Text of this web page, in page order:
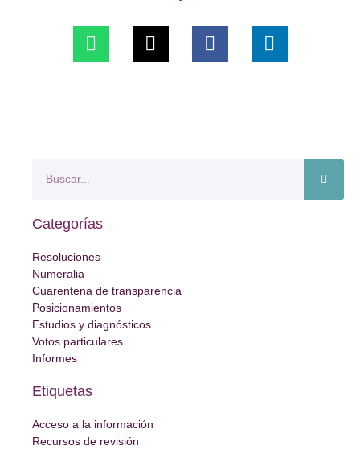
Categorías
Resoluciones
Numeralia
Cuarentena de transparencia
Posicionamientos
Estudios y diagnósticos
Votos particulares
Informes
Etiquetas
Acceso a la información
Recursos de revisión